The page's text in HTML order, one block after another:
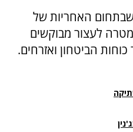
האחריות של
לעצור מבוקשים
הביטחון ואזרחים.